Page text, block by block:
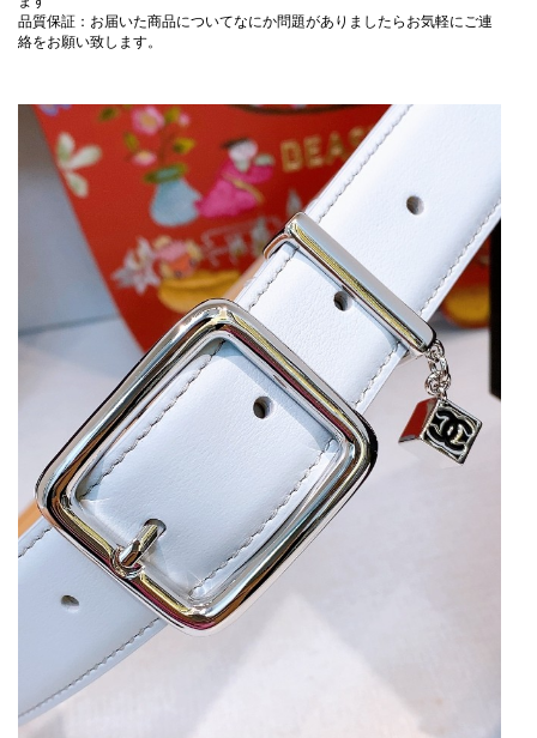
品質保証：お届いた商品についてなにか問題がありましたらお気軽にご連
絡をお願い致します。